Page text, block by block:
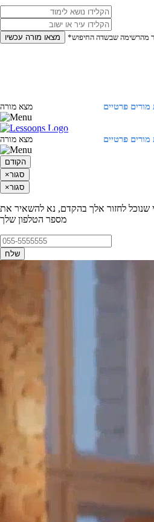
מצאו מורה עכשיו מהרשימה שבשדה החיפוש
פרטיים מצא מורה
פרטיים מצא מורה
הקודם
×סגור
×סגור
שנוכל לחזור אלך בהקדם, נא להשאיר את
מספר הטלפון שלך
שלח